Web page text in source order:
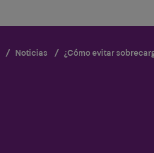
Noticias ¿Cómo evitar